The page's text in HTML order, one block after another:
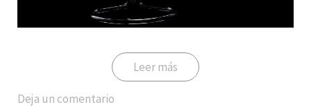
Leer más
Deja un comentario